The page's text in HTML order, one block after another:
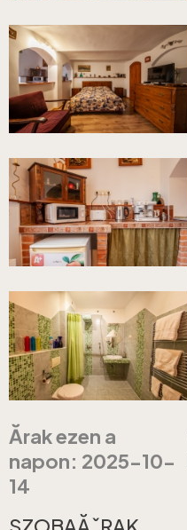
Ărak ezen a
napon: 2025-10-
14